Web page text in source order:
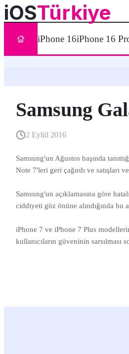
iOSTürkiye
iPhone 16iPhone 16
Samsung
2 Eylül 2016
Samsung'un Ağustos başında
Note 7'leri geri çağırdı ve satışları
Samsung'un açıklamasına göre
ciddiyeti göz önüne alındığında bu
iPhone 7 ve iPhone 7 Plus
kullanıcıların güveninin